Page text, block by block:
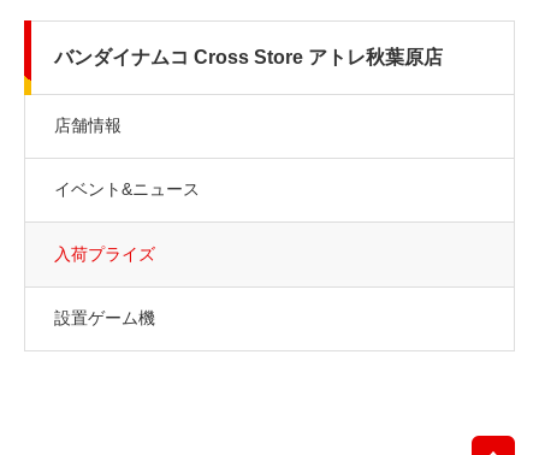
バンダイナムコ Cross Store アトレ秋葉原店
店舗情報
イベント&ニュース
入荷プライズ
設置ゲーム機